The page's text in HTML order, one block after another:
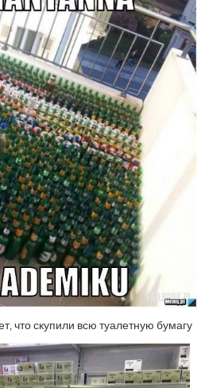
что скупили всю туалетную бумагу